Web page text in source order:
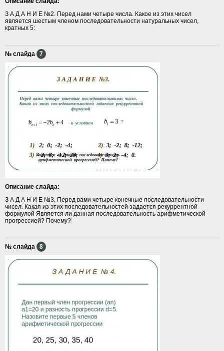
З А Д А Н И Е №2. Перед нами четыре числа. Какое из этих чисел
является шестым членом последовательности натуральных чисел,
кратных 5:
№ слайда 7
Описание слайда:
З А Д А Н И Е №3. Перед вами четыре конечные последовательности
чисел. Какая из этих последовательностей задается рекуррентной
формулой Является ли данная последовательность арифметической
прогрессией? Почему?
№ слайда 8